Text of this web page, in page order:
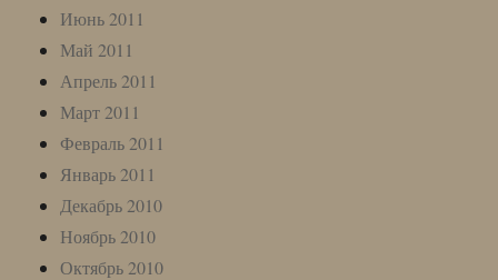
Июнь 2011
Май 2011
Апрель 2011
Март 2011
Февраль 2011
Январь 2011
Декабрь 2010
Ноябрь 2010
Октябрь 2010